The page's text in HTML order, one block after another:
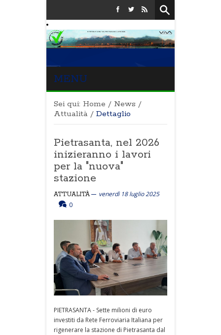
MENU
Sei qui: Home / News /
Attualità / Dettaglio
Pietrasanta, nel 2026
inizieranno i lavori
per la "nuova"
stazione
ATTUALITÀ
venerdì 18 luglio 2025
0
PIETRASANTA - Sette milioni di euro
investiti da Rete Ferroviaria Italiana per
rigenerare la stazione di Pietrasanta dal